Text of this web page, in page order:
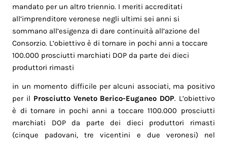
mandato per un altro triennio. I meriti accreditati
all’imprenditore veronese negli ultimi sei anni si
sommano all’esigenza di dare continuità all’azione del
Consorzio. L’obiettivo è di tornare in pochi anni a toccare
100.000 prosciutti marchiati DOP da parte dei dieci
produttori rimasti
in un momento difficile per alcuni associati, ma positivo
per il Prosciutto Veneto Berico-Euganeo DOP. L’obiettivo
è di tornare in pochi anni a toccare 1100.000 prosciutti
marchiati DOP da parte dei dieci produttori rimasti
(cinque padovani, tre vicentini e due veronesi) nel